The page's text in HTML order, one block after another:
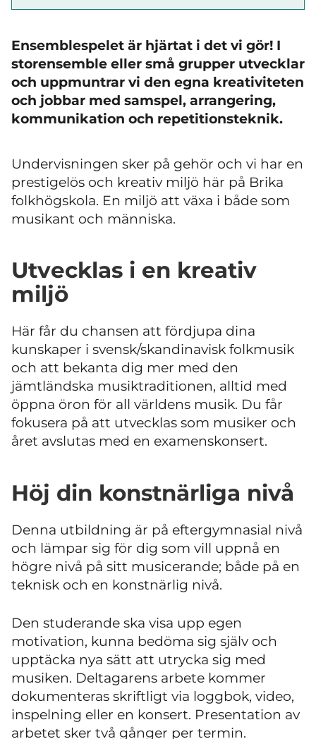
Ensemblespelet är hjärtat i det vi gör! I
storensemble eller små grupper utvecklar
och uppmuntrar vi den egna kreativiteten
och jobbar med samspel, arrangering,
kommunikation och repetitionsteknik.
Undervisningen sker på gehör och vi har en
prestigelös och kreativ miljö här på Brika
folkhögskola. En miljö att växa i både som
musikant och människa.
Utvecklas i en kreativ
miljö
Här får du chansen att fördjupa dina
kunskaper i svensk/skandinavisk folkmusik
och att bekanta dig mer med den
jämtländska musiktraditionen, alltid med
öppna öron för all världens musik. Du får
fokusera på att utvecklas som musiker och
året avslutas med en examenskonsert.
Höj din konstnärliga nivå
Denna utbildning är på eftergymnasial nivå
och lämpar sig för dig som vill uppnå en
högre nivå på sitt musicerande; både på en
teknisk och en konstnärlig nivå.
Den studerande ska visa upp egen
motivation, kunna bedöma sig själv och
upptäcka nya sätt att utrycka sig med
musiken. Deltagarens arbete kommer
dokumenteras skriftligt via loggbok, video,
inspelning eller en konsert. Presentation av
arbetet sker två gånger per termin.